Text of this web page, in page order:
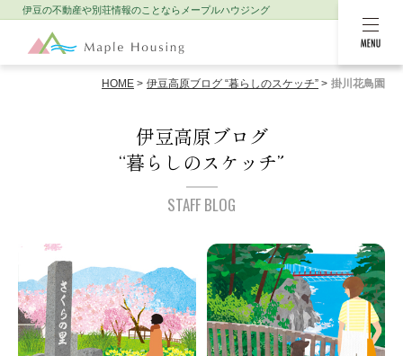
MENU
伊豆の不動産や別荘情報のことなら メープルハウジング
HOME 伊豆高原ブログ “暮らしのスケッチ” 掛川花鳥園
伊豆高原ブログ
“暮らしのスケッチ”
STAFF BLOG